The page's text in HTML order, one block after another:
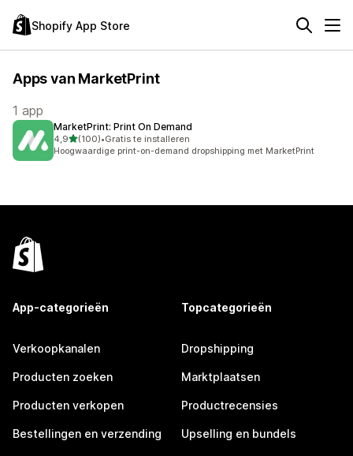
Shopify App Store
Apps van MarketPrint
1 app
MarketPrint: Print On Demand
4,9van 5 sterren
(100)
100 recensies in totaal
•Gratis te installeren
Hoogwaardige print-on-demand dropshipping met MarketPrint
App-categorieën
Verkoopkanalen
Producten zoeken
Producten verkopen
Bestellingen en verzending
Topcategorieën
Dropshipping
Marktplaatsen
Productrecensies
Upselling en bundels